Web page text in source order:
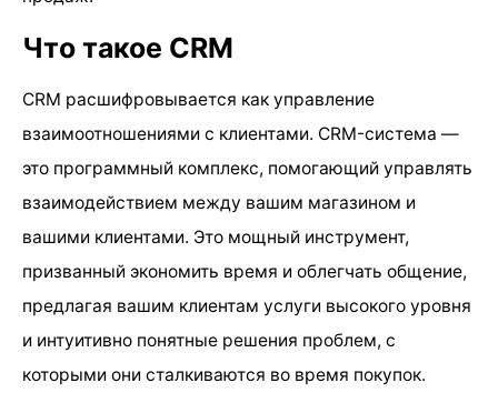
Что такое CRM
CRM расшифровывается как управление
взаимоотношениями с клиентами. CRM-система —
это программный комплекс, помогающий управлять
взаимодействием между вашим магазином и
вашими клиентами. Это мощный инструмент,
призванный экономить время и облегчать общение,
предлагая вашим клиентам услуги высокого уровня
и интуитивно понятные решения проблем, с
которыми они сталкиваются во время покупок.